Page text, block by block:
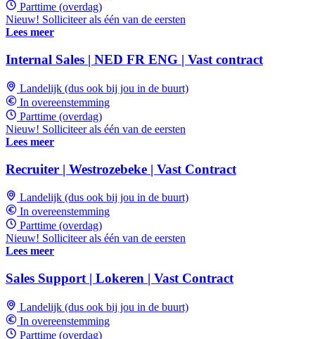
Parttime (overdag)
Nieuw! Solliciteer als één van de eersten
Lees meer
Internal Sales | NED FR ENG | Vast contract
Landelijk (dus ook bij jou in de buurt)
In overeenstemming
Parttime (overdag)
Nieuw! Solliciteer als één van de eersten
Lees meer
Recruiter | Westrozebeke | Vast Contract
Landelijk (dus ook bij jou in de buurt)
In overeenstemming
Parttime (overdag)
Nieuw! Solliciteer als één van de eersten
Lees meer
Sales Support | Lokeren | Vast Contract
Landelijk (dus ook bij jou in de buurt)
In overeenstemming
Parttime (overdag)